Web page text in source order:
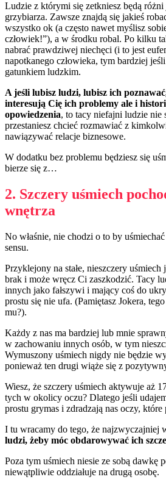
Ludzie z którymi się zetkniesz będą
grzybiarza. Zawsze znajdą się jakieś
wszystko ok (a często nawet myślisz
człowiek!”), a w środku robal. Po kilku
nabrać prawdziwej niechęci (i to jest
napotkanego człowieka, tym bardziej
gatunkiem ludzkim.
A jeśli lubisz ludzi, lubisz ich
interesują Cię ich problemy ale i
opowiedzenia, to tacy niefajni ludzie nie
przestaniesz chcieć rozmawiać z
nawiązywać relacje biznesowe.
W dodatku bez problemu będziesz się
bierze się z…
2. Szczery uśmiech
wnętrza
No właśnie, nie chodzi o to by
sensu.
Przyklejony na stałe, nieszczery uśmiech
brak i może wręcz Ci zaszkodzić. Tacy
innych jako fałszywi i mający coś do
prostu się nie ufa. (Pamiętasz Jokera,
mu?).
Każdy z nas ma bardziej lub mnie
w zachowaniu innych osób, w tym
Wymuszony uśmiech nigdy nie będzie
ponieważ ten drugi wiąże się z
Wiesz, że szczery uśmiech aktywuje aż
tych w okolicy oczu? Dlatego jeśli
prostu grymas i zdradzają nas oczy, które
I tu wracamy do tego, że najzwyczajniej
ludzi, żeby móc obdarowywać ich
Poza tym uśmiech niesie ze sobą dawkę
niewątpliwie oddziałuje na drugą osobę.